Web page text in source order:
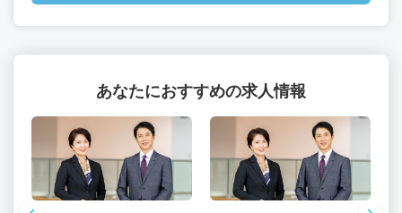
あなたにおすすめの求人情報